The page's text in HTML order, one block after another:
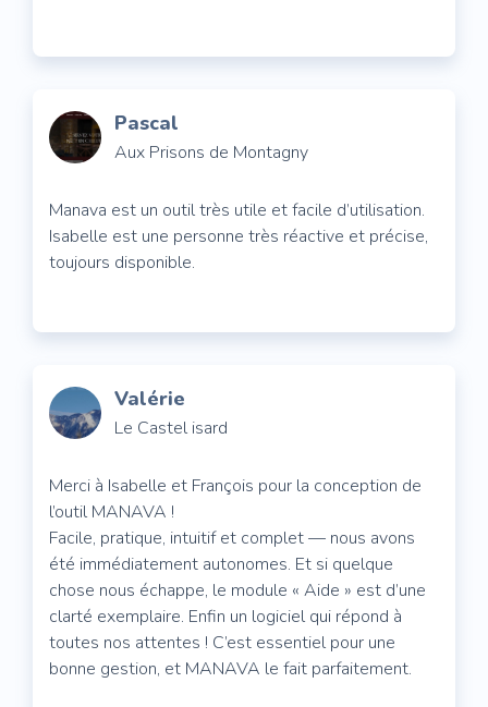
Pascal
Aux Prisons de Montagny
Manava est un outil très utile et facile d’utilisation.
Isabelle est une personne très réactive et précise,
toujours disponible.
Valérie
Le Castel isard
Merci à Isabelle et François pour la conception de
l’outil MANAVA !
Facile, pratique, intuitif et complet — nous avons
été immédiatement autonomes. Et si quelque
chose nous échappe, le module « Aide » est d’une
clarté exemplaire. Enfin un logiciel qui répond à
toutes nos attentes ! C’est essentiel pour une
bonne gestion, et MANAVA le fait parfaitement.